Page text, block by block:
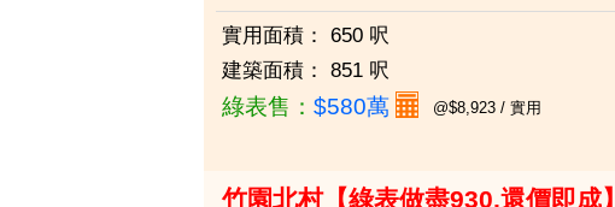
實用面積：
650 呎
建築面積：
851 呎
綠表售： $580萬 @$8,923 / 實用
竹園北村【綠表做盡930,還價即成】